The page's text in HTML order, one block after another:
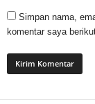
Simpan nama,
komentar saya